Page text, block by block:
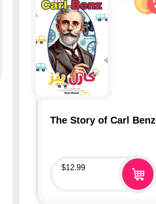
The Story of Carl Benz
$12.99